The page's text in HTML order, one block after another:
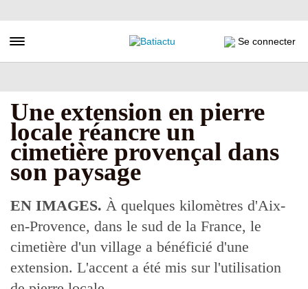
au
principal
Toggle navigation Se connecter
Une extension en pierre
locale réancre un
cimetière provençal dans
son paysage
EN IMAGES. À quelques kilomètres d'Aix-
en-Provence, dans le sud de la France, le
cimetière d'un village a bénéficié d'une
extension. L'accent a été mis sur l'utilisation